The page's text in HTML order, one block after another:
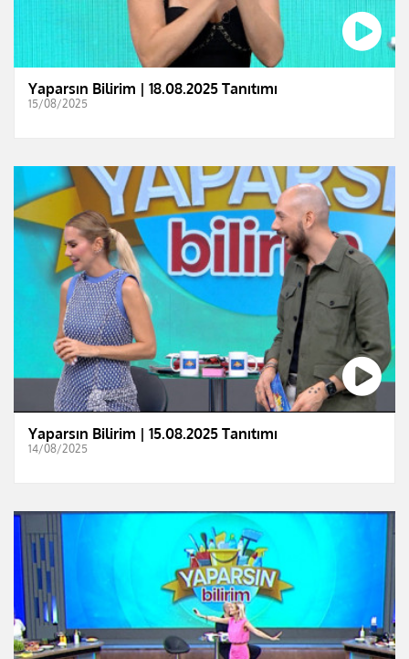
Yaparsın Bilirim | 18.08.2025 Tanıtımı
15/08/2025
Yaparsın Bilirim | 15.08.2025 Tanıtımı
14/08/2025